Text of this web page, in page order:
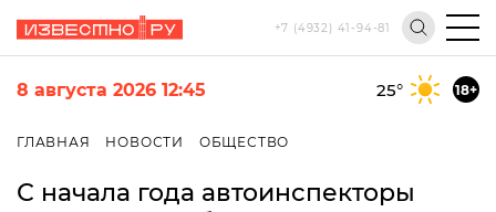
+7 (4932) 41-94-81
8 августа 2026 12:45 25° 18+
ГЛАВНАЯ НОВОСТИ ОБЩЕСТВО
С начала года автоинспекторы